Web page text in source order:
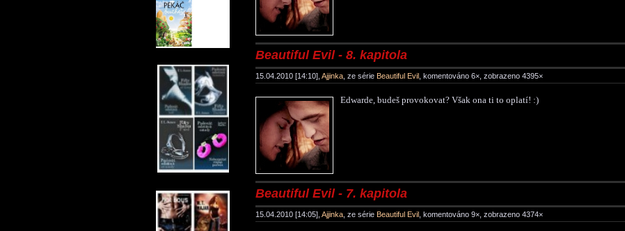
Beautiful Evil - 8. kapitola
15.04.2010 [14:10], Ajjinka , ze série Beautiful Evil , komentováno 6×, zobrazeno 4395×
Edwarde, budeš provokovat? Však ona ti to oplatí! :)
Beautiful Evil - 7. kapitola
15.04.2010 [14:05], Ajjinka , ze série Beautiful Evil , komentováno 9×, zobrazeno 4374×